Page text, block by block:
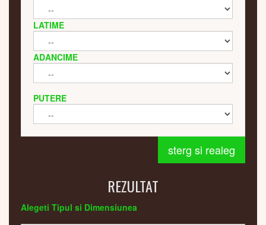
LATIME
ADANCIME
PUTERE
sterg si realeg
REZULTAT
Alegeti Tipul si Dimensiunea